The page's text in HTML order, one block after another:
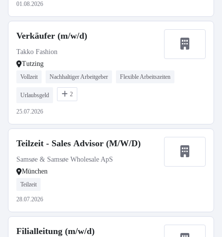
01.08.2026
Verkäufer (m/w/d)
Takko Fashion
Tutzing
Vollzeit Nachhaltiger Arbeitgeber Flexible Arbeitszeiten
Urlaubsgeld 2
25.07.2026
Teilzeit - Sales Advisor (M/W/D)
Samsøe & Samsøe Wholesale ApS
München
Teilzeit
28.07.2026
Filialleitung (m/w/d)